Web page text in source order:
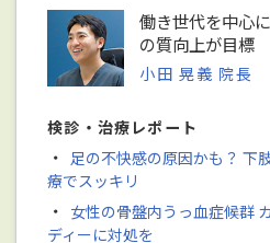
働き世代を中心
の質向上が目標
小田 晃義 院長
検診・治療レポート
・ 足の不快感の原因かも？ 下
療でスッキリ
・ 女性の骨盤内うっ血症候群
ディーに対処を